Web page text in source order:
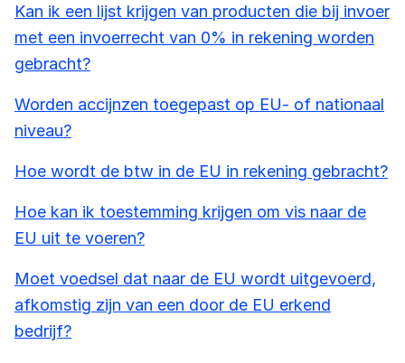
Kan ik een lijst krijgen van producten die bij invoer
met een invoerrecht van 0% in rekening worden
gebracht?
Worden accijnzen toegepast op EU- of nationaal
niveau?
Hoe wordt de btw in de EU in rekening gebracht?
Hoe kan ik toestemming krijgen om vis naar de
EU uit te voeren?
Moet voedsel dat naar de EU wordt uitgevoerd,
afkomstig zijn van een door de EU erkend
bedrijf?